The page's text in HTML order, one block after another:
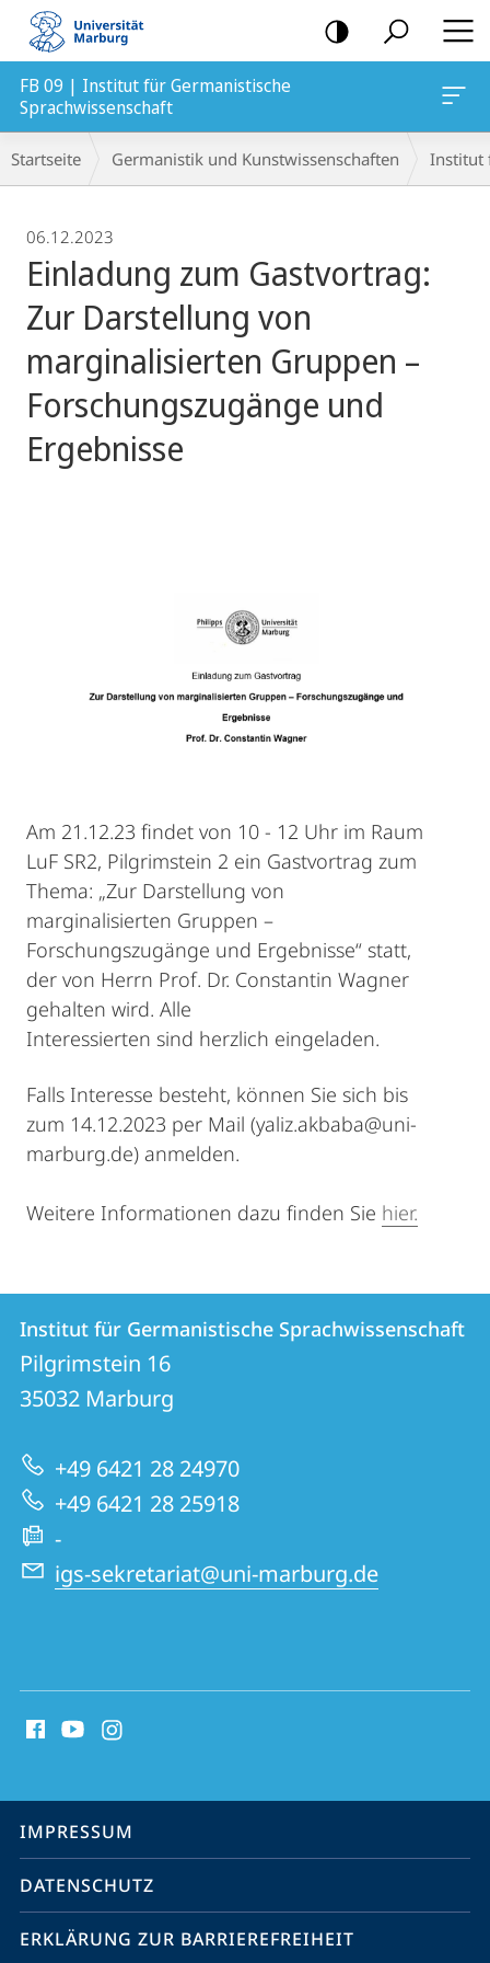
Mobile-
Navigation
FB 09 | Institut für Germanistische
Sprachwissenschaft
Breadcrumb-
Navigation
Startseite Germanistik und Kunstwissenschaften Institut
06.12.2023
Einladung zum Gastvortrag:
Zur Darstellung von
marginalisierten Gruppen –
Forschungszugänge und
Ergebnisse
Am 21.12.23 findet von 10 - 12 Uhr im Raum
LuF SR2, Pilgrimstein 2 ein Gastvortrag zum
Thema: „Zur Darstellung von
marginalisierten Gruppen –
Forschungszugänge und Ergebnisse“ statt,
der von Herrn Prof. Dr. Constantin Wagner
gehalten wird. Alle
Interessierten sind herzlich eingeladen.
Falls Interesse besteht, können Sie sich bis
zum 14.12.2023 per Mail (yaliz.akbaba@uni-
marburg.de) anmelden.
Weitere Informationen dazu finden Sie hier.
Kontakt
und
Informationen
zur
Website
Kontaktinformationen
Institut
für
Germanistische
Sprachwissenschaft
Institut für Germanistische Sprachwissenschaft
Pilgrimstein 16
35032 Marburg
+49 6421 28 24970
+49 6421 28 25918
-
igs-sekretariat@uni-marburg.de
Media
Service-
Navigation
IMPRESSUM
DATENSCHUTZ
ERKLÄRUNG ZUR BARRIEREFREIHEIT